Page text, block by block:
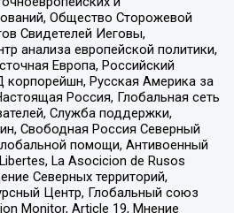
Общество Сторожевой
Свидетелей Иеговы,
анализа европейской политики,
Европа, Российский
корпорейшн, Русская Америка за
Россия, Глобальная сеть
Служба поддержки,
Свободная Россия Северный
помощи, Антивоенный
La Asocicion de Rusos
Северных территорий,
Центр, Глобальный союз
Monitor, Article 19, Мнение